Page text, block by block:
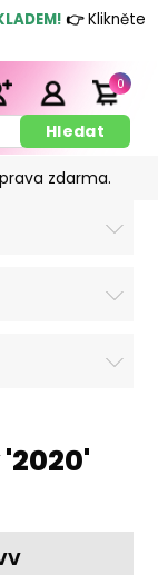
👉Klikněte
zdarma.
0